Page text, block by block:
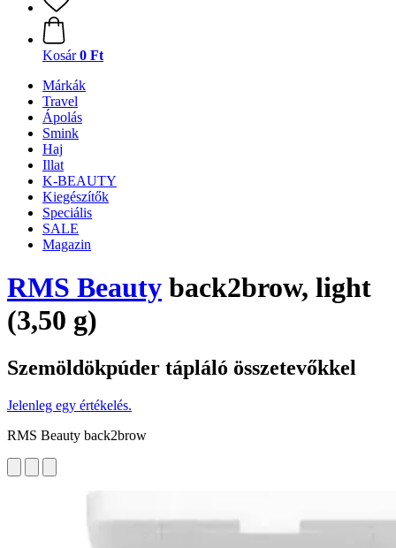
Kosár 0 Ft
Márkák
Travel
Ápolás
Smink
Haj
Illat
K-BEAUTY
Kiegészítők
Speciális
SALE
Magazin
RMS Beauty back2brow, light
(3,50 g)
Szemöldökpúder tápláló összetevőkkel
Jelenleg egy értékelés.
RMS Beauty back2brow